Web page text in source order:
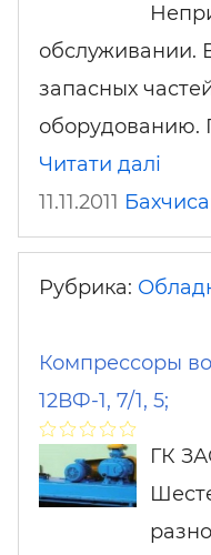
обслуживании.
запасных
оборудованию.
Читати далі
11.11.2011
Рубрика:
Компрессоры
12ВФ-1, 7/1, 5;
ГК